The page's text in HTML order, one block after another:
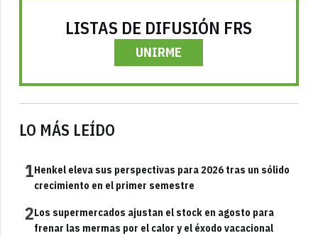
LISTAS DE DIFUSIÓN FRS
UNIRME
LO MÁS LEÍDO
1Henkel eleva sus perspectivas para 2026 tras un sólido
crecimiento en el primer semestre
2Los supermercados ajustan el stock en agosto para
frenar las mermas por el calor y el éxodo vacacional